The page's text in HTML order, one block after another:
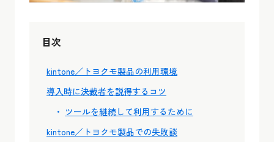
目次
kintone／トヨクモ製品の利用環境
導入時に決裁者を説得するコツ
ツールを継続して利用するために
kintone／トヨクモ製品での失敗談